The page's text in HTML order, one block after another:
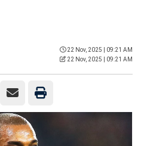
22 Nov, 2025 | 09:21 AM
22 Nov, 2025 | 09:21 AM